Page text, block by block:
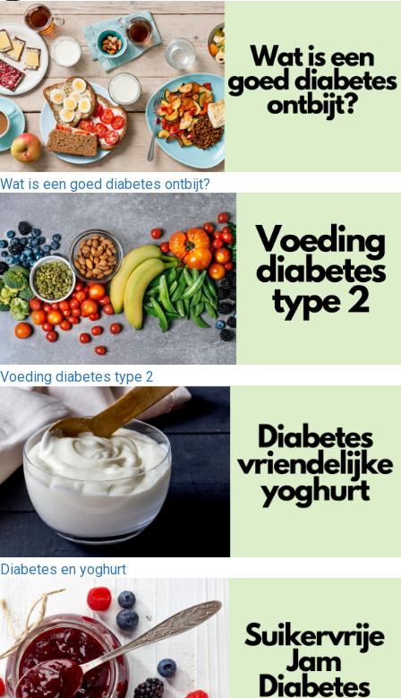
Wat is een goed diabetes ontbijt?
Voeding diabetes type 2
Diabetes en yoghurt